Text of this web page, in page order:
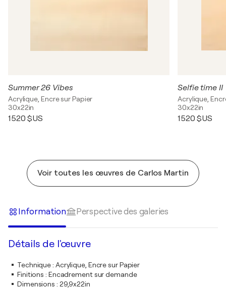
Summer 26 Vibes
Acrylique, Encre sur Papier
30x22in
1 520 $US
Selfie time II
Acrylique,
30x22in
1 520 $US
Voir toutes les œuvres de Carlos Martin
Information Perspective des galeries
Détails de l'œuvre
Technique: Acrylique, Encre sur Papier
Finitions : Encadrement sur demande
Dimensions : 29,9x22in